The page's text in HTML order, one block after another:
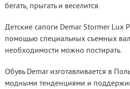
бегать, прыгать и веселится.
Детские сапоги Demar Stormer Lux
помощью специальных съемных
необходимости можно постирать.
Обувь Demar изготавливается в
модными тенденциями и